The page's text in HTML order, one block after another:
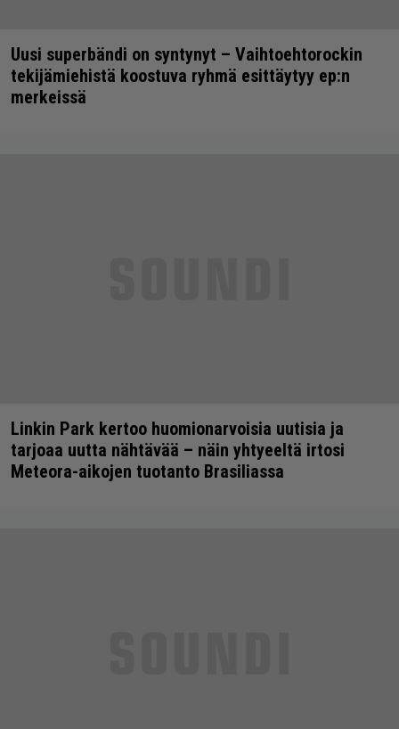
Uusi superbändi on syntynyt – Vaihtoehtorockin
tekijämiehistä koostuva ryhmä esittäytyy ep:n
merkeissä
Linkin Park kertoo huomionarvoisia uutisia ja
tarjoaa uutta nähtävää – näin yhtyeeltä irtosi
Meteora-aikojen tuotanto Brasiliassa